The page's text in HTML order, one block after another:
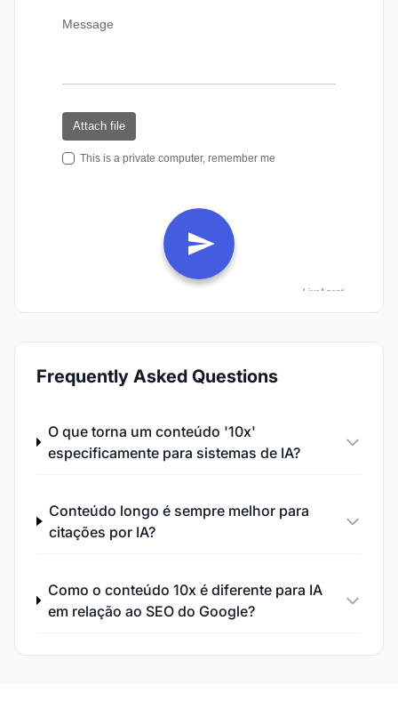
Frequently Asked Questions
O que torna um conteúdo '10x'
especificamente para sistemas de IA?
Conteúdo longo é sempre melhor para
citações por IA?
Como o conteúdo 10x é diferente para IA
em relação ao SEO do Google?